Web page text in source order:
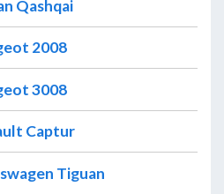
Qashqai
2008
3008
Captur
Tiguan